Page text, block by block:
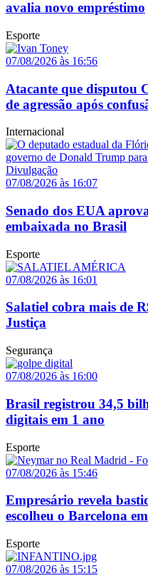
avalia novo empréstimo
Esporte
07/08/2026 às 16:56
Atacante que disputou
de agressão após
Internacional
07/08/2026 às 16:07
Senado dos EUA
embaixada no Brasil
Esporte
07/08/2026 às 16:01
Salatiel cobra mais de
Justiça
Segurança
07/08/2026 às 16:00
Brasil registrou 34,5
digitais em 1 ano
Esporte
07/08/2026 às 15:46
Empresário revela
escolheu o Barcelona
Esporte
07/08/2026 às 15:15